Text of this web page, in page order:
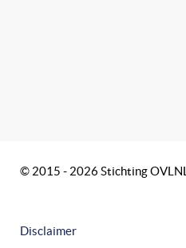
© 2015 - 2026 Stichting OVLNL
Disclaimer